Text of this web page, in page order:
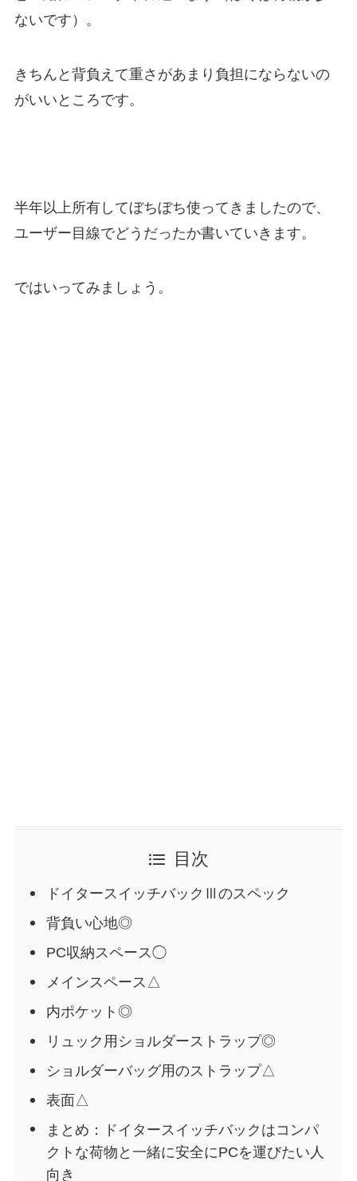
ないです）。
きちんと背負えて重さがあまり負担にならないの
がいいところです。
半年以上所有してぼちぼち使ってきましたので、
ユーザー目線でどうだったか書いていきます。
ではいってみましょう。
目次
ドイタースイッチバックⅢのスペック
背負い心地◎
PC収納スペース◯
メインスペース△
内ポケット◎
リュック用ショルダーストラップ◎
ショルダーバッグ用のストラップ△
表面△
まとめ：ドイタースイッチバックはコンパ
クトな荷物と一緒に安全にPCを運びたい人
向き